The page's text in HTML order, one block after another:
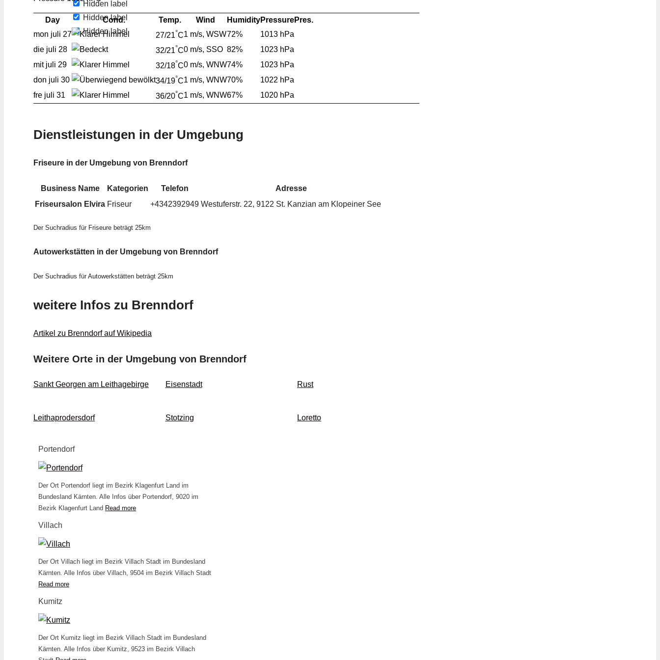
Hidden label
Hidden label
Hidden label
Day Cond. Temp. Wind HumidityPressurePres.
mon juli 27 27/21°C1 m/s, WSW72%
1013 hPa
die juli 28 32/21°C0 m/s, SSO 82%
1023 hPa
mit juli 29 32/18°C0 m/s, WNW74%
1023 hPa
don juli 30 34/19°C1 m/s, WNW70%
1022 hPa
fre juli 31 36/20°C1 m/s, WNW67% 1020 hPa
Dienstleistungen in der Umgebung
Friseure in der Umgebung von Brenndorf
Business Name Kategorien Telefon
Adresse
Friseursalon Elvira Friseur +4342392949 Westuferstr. 22, 9122 St. Kanzian am Klopeiner See
Der Suchradius für Friseure beträgt 25km
Autowerkstätten in der Umgebung von Brenndorf
Der Suchradius für Autowerkstätten beträgt 25km
weitere Infos zu Brenndorf
Artikel zu Brenndorf auf Wikipedia
Weitere Orte in der Umgebung von Brenndorf
Sankt Georgen am Leithagebirge Eisenstadt Rust
Leithaprodersdorf Stotzing Loretto
Portendorf
Der Ort Portendorf liegt im Bezirk Klagenfurt Land im
Bundesland Kärnten. Alle Infos über Portendorf, 9020 im
Bezirk Klagenfurt Land Read more
Villach
Der Ort Villach liegt im Bezirk Villach Stadt im Bundesland
Kärnten. Alle Infos über Villach, 9504 im Bezirk Villach Stadt
Read more
Kumitz
Der Ort Kumitz liegt im Bezirk Villach Stadt im Bundesland
Kärnten. Alle Infos über Kumitz, 9523 im Bezirk Villach